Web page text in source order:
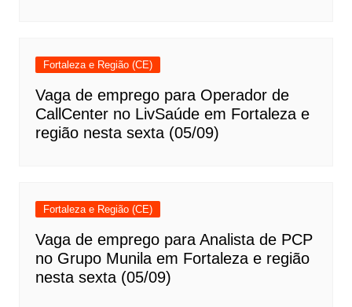
Fortaleza e Região (CE)
Vaga de emprego para Operador de
CallCenter no LivSaúde em Fortaleza e
região nesta sexta (05/09)
Fortaleza e Região (CE)
Vaga de emprego para Analista de PCP
no Grupo Munila em Fortaleza e região
nesta sexta (05/09)